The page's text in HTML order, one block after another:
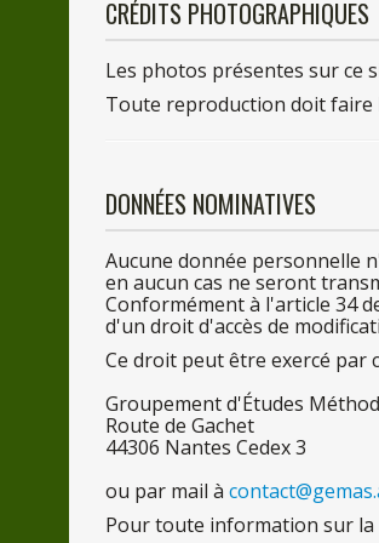
CRÉDITS PHOTOGRAPHIQUES
Les photos présentes surce
Toute reproduction doit faire
DONNÉES NOMINATIVES
Aucune donnée personnelle
en aucun cas ne seront
Conformémentà l'article 34
d'un droit d'accès de
Ce droit peut être exercé par
Groupement d'Études
Route de Gachet
44306 Nantes Cedex 3
ou par mail à
Pourtoute information sur la